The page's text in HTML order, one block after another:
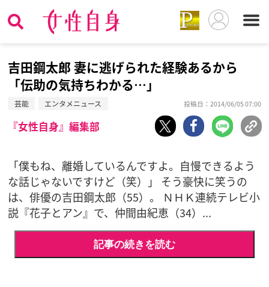
吉田鋼太郎 妻に逃げられた経験あるから
「伝助の気持ちわかる…」
芸能 エンタメニュース 投稿日：2014/06/05 07:00
『女性自身』編集部
「僕もね、離婚しているんですよ。自慢できるよう
な話じゃないですけど（笑）」 そう豪快に笑うの
は、俳優の吉田鋼太郎（55）。 ＮＨＫ連続テレビ小
説『花子とアン』で、仲間由紀恵（34）...
記事の続きを読む